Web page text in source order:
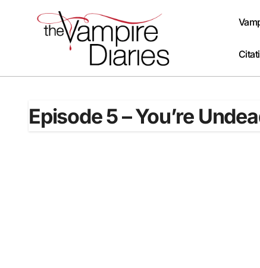
Episode 5 – You’re